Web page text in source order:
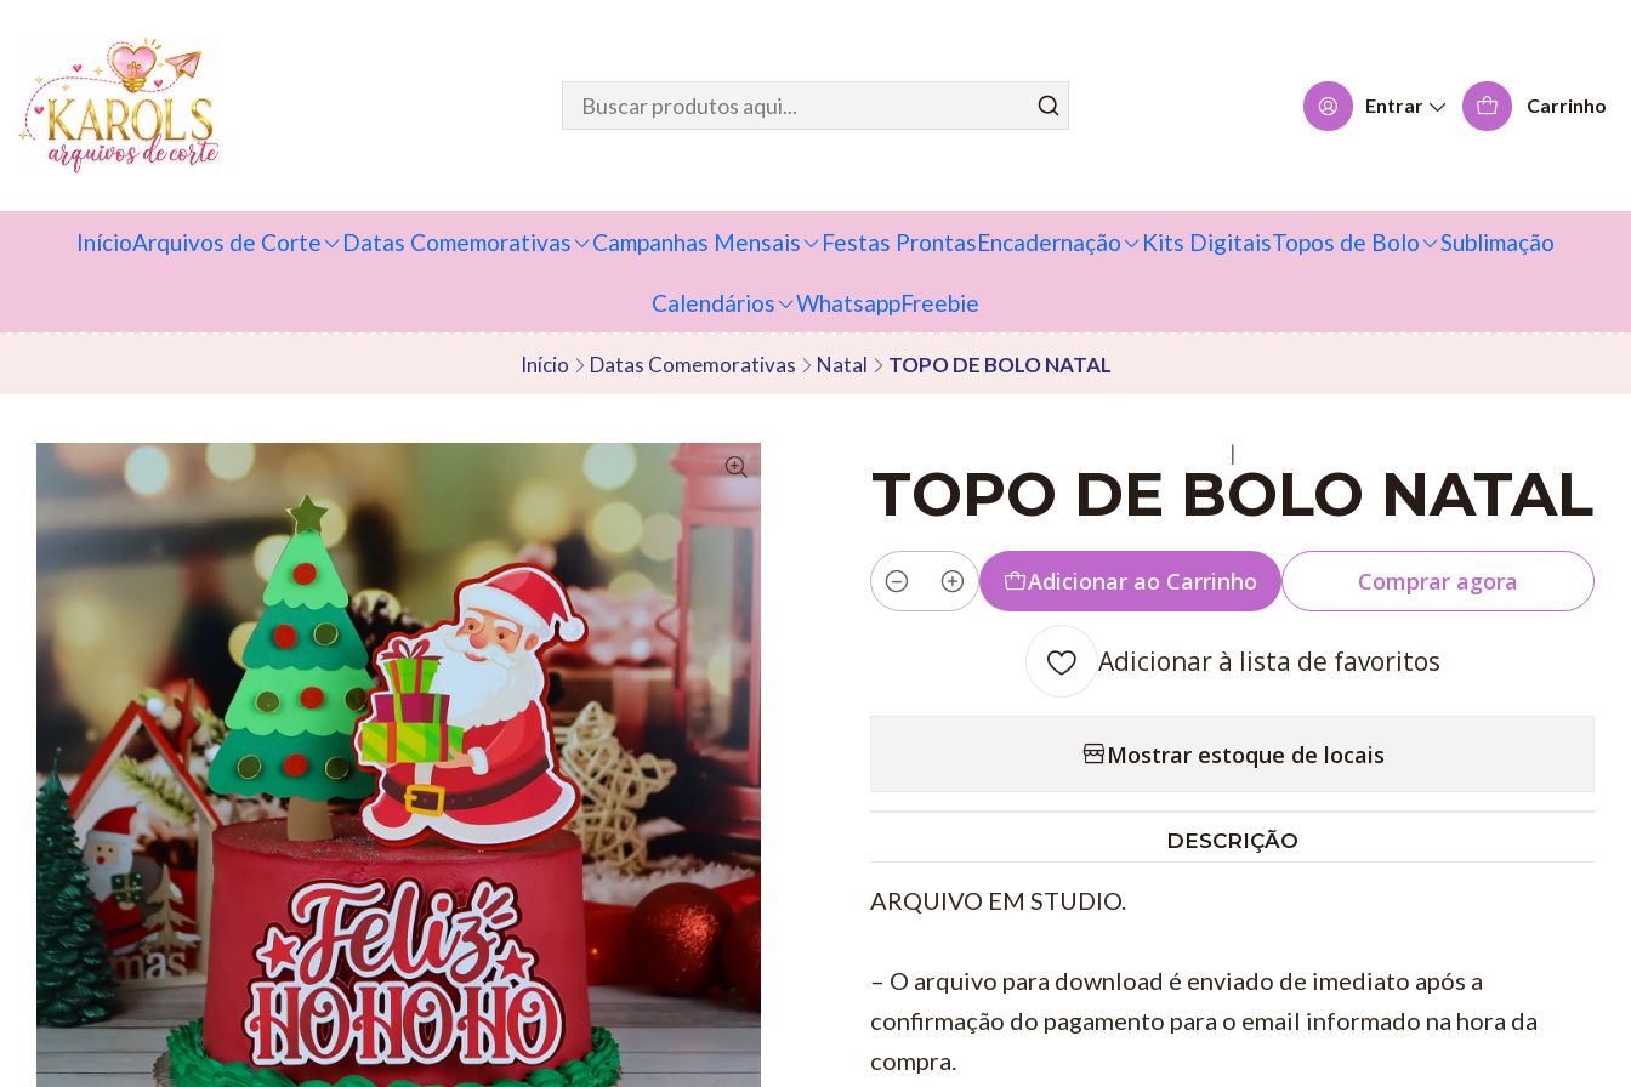
Entrar Carrinho
InícioArquivos de Corte Datas Comemorativas Campanhas Mensais Festas ProntasEncadernação Kits DigitaisTopos de Bolo Sublimação
Calendários WhatsappFreebie
Início Datas Comemorativas Natal TOPO DE BOLO NATAL
|
TOPO DE BOLO NATAL
Quantidade
Adicionar ao Carrinho Comprar agora
Adicionar à lista de favoritos
Mostrar estoque de locais
DESCRIÇÃO
ARQUIVO EM STUDIO.
– O arquivo para download é enviado de imediato após a
confirmação do pagamento para o email informado na hora da
compra.